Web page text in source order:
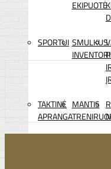
EKIPUOTĖ
SPORTUI SMULKUS
TAKTINĖ
APRANGA
MANTIS